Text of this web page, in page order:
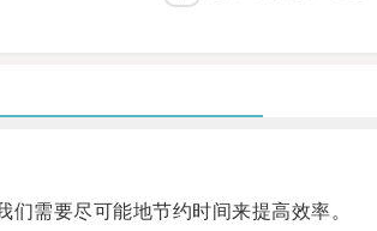
需要尽可能地节约时间来提高效率。